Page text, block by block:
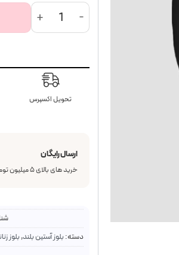
بلوز بیسیک زنانه
تحویل اکسپرس
ارسال رایگان
خرید های بالای ۵ میلیون تومان رایگان
دسته:بلوز آستین بلند,بلوز